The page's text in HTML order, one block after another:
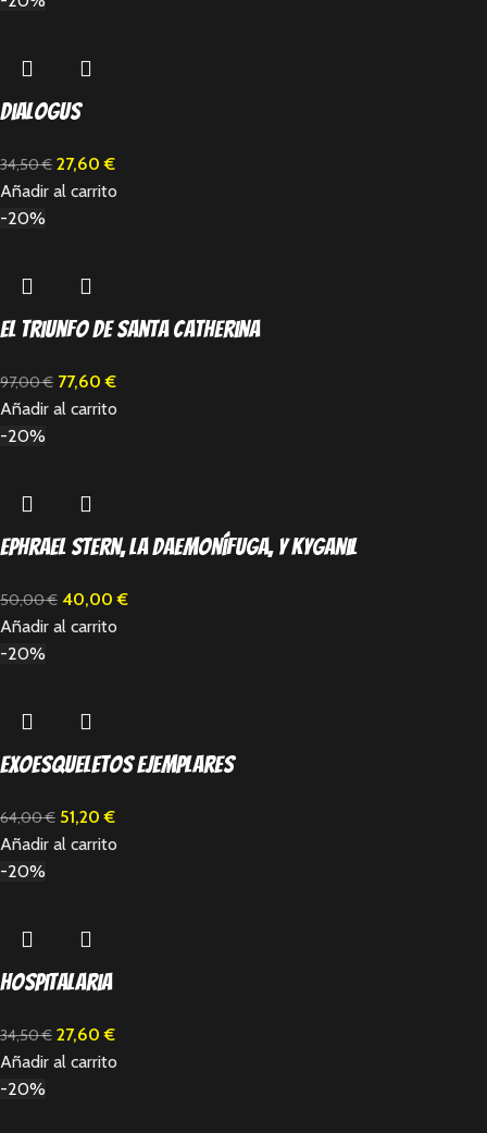
Dialogus
34,50€ 27,60€
Añadir al carrito
-20%
El triunfo de Santa Catherina
97,00€ 77,60€
Añadir al carrito
-20%
Ephrael Stern, la Daemonífuga, y Kyganil
50,00€ 40,00€
Añadir al carrito
-20%
Exoesqueletos Ejemplares
64,00€ 51,20€
Añadir al carrito
-20%
Hospitalaria
34,50€ 27,60€
Añadir al carrito
-20%